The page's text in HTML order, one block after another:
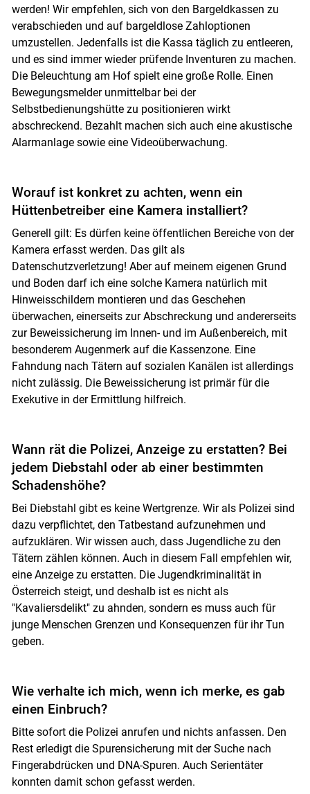
werden! Wir empfehlen, sich von den Bargeldkassen zu
verabschieden und auf bargeldlose Zahloptionen
umzustellen. Jedenfalls ist die Kassa täglich zu entleeren,
und es sind immer wieder prüfende Inventuren zu machen.
Die Beleuchtung am Hof spielt eine große Rolle. Einen
Bewegungsmelder unmittelbar bei der
Selbstbedienungshütte zu positionieren wirkt
abschreckend. Bezahlt machen sich auch eine akustische
Alarmanlage sowie eine Videoüberwachung.
Worauf ist konkret zu achten, wenn ein
Hüttenbetreiber eine Kamera installiert?
Generell gilt: Es dürfen keine öffentlichen Bereiche von der
Kamera erfasst werden. Das gilt als
Datenschutzverletzung! Aber auf meinem eigenen Grund
und Boden darf ich eine solche Kamera natürlich mit
Hinweisschildern montieren und das Geschehen
überwachen, einerseits zur Abschreckung und andererseits
zur Beweissicherung im Innen- und im Außenbereich, mit
besonderem Augenmerk auf die Kassenzone. Eine
Fahndung nach Tätern auf sozialen Kanälen ist allerdings
nicht zulässig. Die Beweissicherung ist primär für die
Exekutive in der Ermittlung hilfreich.
Wann rät die Polizei, Anzeige zu erstatten? Bei
jedem Diebstahl oder ab einer bestimmten
Schadenshöhe?
Bei Diebstahl gibt es keine Wertgrenze. Wir als Polizei sind
dazu verpflichtet, den Tatbestand aufzunehmen und
aufzuklären. Wir wissen auch, dass Jugendliche zu den
Tätern zählen können. Auch in diesem Fall empfehlen wir,
eine Anzeige zu erstatten. Die Jugendkriminalität in
Österreich steigt, und deshalb ist es nicht als
"Kavaliersdelikt" zu ahnden, sondern es muss auch für
junge Menschen Grenzen und Konsequenzen für ihr Tun
geben.
Wie verhalte ich mich, wenn ich merke, es gab
einen Einbruch?
Bitte sofort die Polizei anrufen und nichts anfassen. Den
Rest erledigt die Spurensicherung mit der Suche nach
Fingerabdrücken und DNA-Spuren. Auch Serientäter
konnten damit schon gefasst werden.